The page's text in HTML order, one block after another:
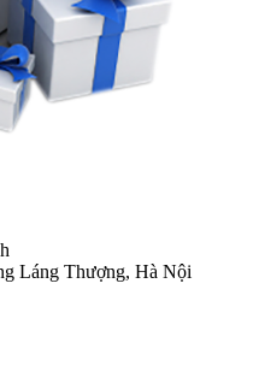
Láng Thượng, Hà Nội